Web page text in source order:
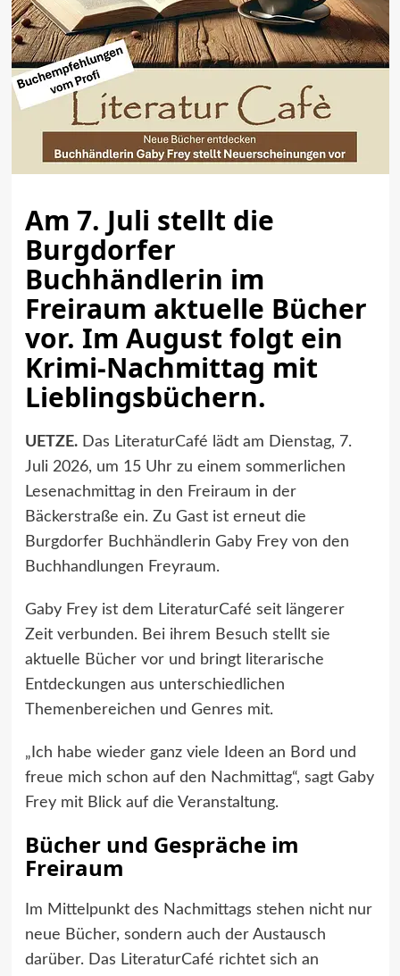
Am 7. Juli stellt die
Burgdorfer
Buchhändlerin im
Freiraum aktuelle Bücher
vor. Im August folgt ein
Krimi-Nachmittag mit
Lieblingsbüchern.
UETZE.Das LiteraturCafé lädt am Dienstag, 7.
Juli 2026, um 15 Uhr zu einem sommerlichen
Lesenachmittag in den Freiraum in der
Bäckerstraße ein. Zu Gast ist erneut die
Burgdorfer Buchhändlerin Gaby Frey von den
Buchhandlungen Freyraum.
Gaby Frey ist dem LiteraturCafé seit längerer
Zeit verbunden. Bei ihrem Besuch stellt sie
aktuelle Bücher vor und bringt literarische
Entdeckungen aus unterschiedlichen
Themenbereichen und Genres mit.
„Ich habe wieder ganz viele Ideen an Bord und
freue mich schon auf den Nachmittag“, sagt Gaby
Frey mit Blick auf die Veranstaltung.
Bücher und Gespräche im
Freiraum
Im Mittelpunkt des Nachmittags stehen nicht nur
neue Bücher, sondern auch der Austausch
darüber. Das LiteraturCafé richtet sich an